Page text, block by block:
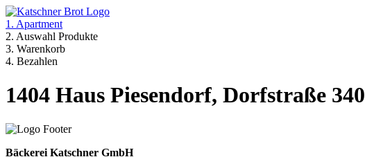
1. Apartment
2. Auswahl Produkte
3. Warenkorb
4. Bezahlen
1404 Haus Piesendorf, Dorfstraße 340
Bäckerei Katschner GmbH